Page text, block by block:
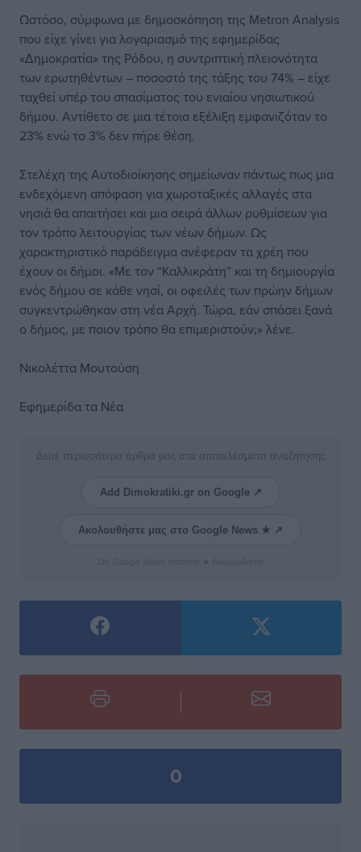
Ωστόσο, σύμφωνα με δημοσκόπηση της Metron Analysis
που είχε γίνει για λογαριασμό της εφημερίδας
«Δημοκρατία» της Ρόδου, η συντριπτική πλειονότητα
των ερωτηθέντων – ποσοστό της τάξης του 74% – είχε
ταχθεί υπέρ του σπασίματος του ενιαίου νησιωτικού
δήμου. Αντίθετο σε μια τέτοια εξέλιξη εμφανιζόταν το
23% ενώ το 3% δεν πήρε θέση.
Στελέχη της Αυτοδιοίκησης σημείωναν πάντως πως μια
ενδεχόμενη απόφαση για χωροταξικές αλλαγές στα
νησιά θα απαιτήσει και μια σειρά άλλων ρυθμίσεων για
τον τρόπο λειτουργίας των νέων δήμων. Ως
χαρακτηριστικό παράδειγμα ανέφεραν τα χρέη που
έχουν οι δήμοι. «Με τον “Καλλικράτη” και τη δημιουργία
ενός δήμου σε κάθε νησί, οι οφειλές των πρώην δήμων
συγκεντρώθηκαν στη νέα Αρχή. Τώρα, εάν σπάσει ξανά
ο δήμος, με ποιον τρόπο θα επιμεριστούν;» λένε.
Νικολέττα Μουτούση
Εφημερίδα τα Νέα
Δείτε περισσότερα άρθρα μας στα αποτελέσματα αναζήτησης
Add Dimokratiki.gr on Google ↗
Ακολουθήστε μας στο Google News ★ ↗
0